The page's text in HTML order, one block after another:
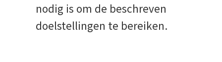
nodig is om de beschreven
doelstellingen te bereiken.